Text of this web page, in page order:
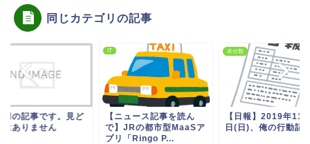
同じカテゴリの記事
用の記事です。見ど
はありません
IT
【ニュース記事を読ん
で】JRの都市型MaaSア
プリ「Ringo P...
未分類
【日報】2019年11
日(日)、俺の行動記